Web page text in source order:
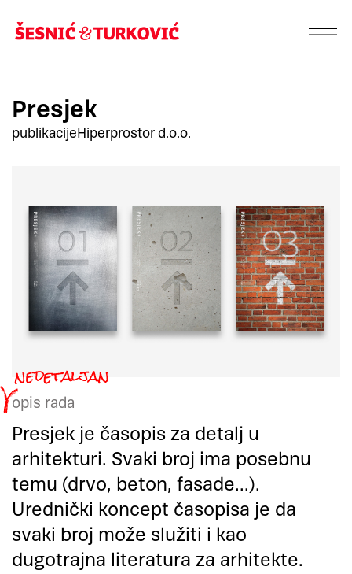
Presjek
publikacijeHiperprostor d.o.o.
opis rada
Presjek je časopis za detalj u
arhitekturi. Svaki broj ima posebnu
temu (drvo, beton, fasade...).
Urednički koncept časopisa je da
svaki broj može služiti i kao
dugotrajna literatura za arhitekte.